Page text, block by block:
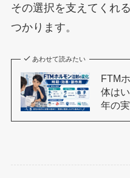
その選択を支えてくれ
つかります。
あわせて読みたい
FTM
体は
年の実